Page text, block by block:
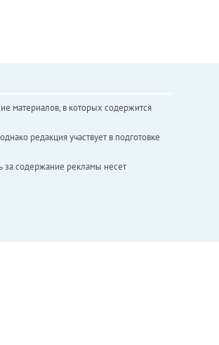
материалов, в которых содержится
редакция участвует в подготовке
за содержание рекламы несет